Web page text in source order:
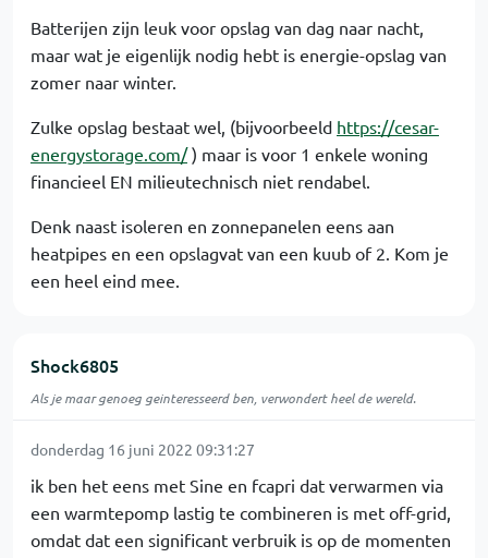
Batterijen zijn leuk voor opslag van dag naar nacht,
maar wat je eigenlijk nodig hebt is energie-opslag van
zomer naar winter.
Zulke opslag bestaat wel, (bijvoorbeeld https://cesar-
energystorage.com/) maar is voor 1 enkele woning
financieel EN milieutechnisch niet rendabel.
Denk naast isoleren en zonnepanelen eens aan
heatpipes en een opslagvat van een kuub of 2. Kom je
een heel eind mee.
Shock6805
Als je maar genoeg geinteresseerd ben, verwondert heel de wereld.
donderdag 16 juni 2022 09:31:27
ik ben het eens met Sine en fcapri dat verwarmen via
een warmtepomp lastig te combineren is met off-grid,
omdat dat een significant verbruik is op de momenten